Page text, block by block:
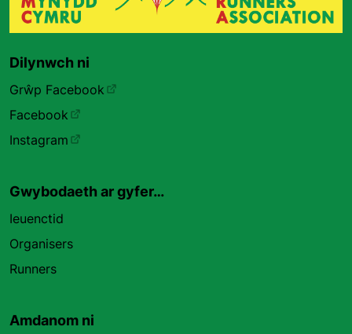
Dilynwch ni
Grŵp Facebook
Facebook
Instagram
Gwybodaeth ar gyfer…
Ieuenctid
Organisers
Runners
Amdanom ni